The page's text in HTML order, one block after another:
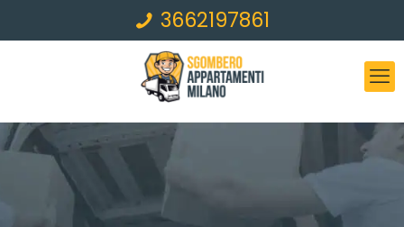
3662197861